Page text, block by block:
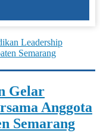
Gelar
Anggota
Semarang